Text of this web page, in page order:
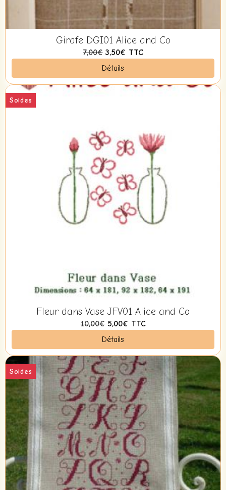
Girafe DGI01 Alice and Co
7,00€ 3,50€ TTC
Détails
Soldes
Fleur dans Vase JFV01 Alice and Co
10,00€ 5,00€ TTC
Détails
Soldes